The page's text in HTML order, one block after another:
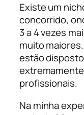
Existe um
concorrido,
3 a 4 vezes
muito
estão
profissionais.
Na minha